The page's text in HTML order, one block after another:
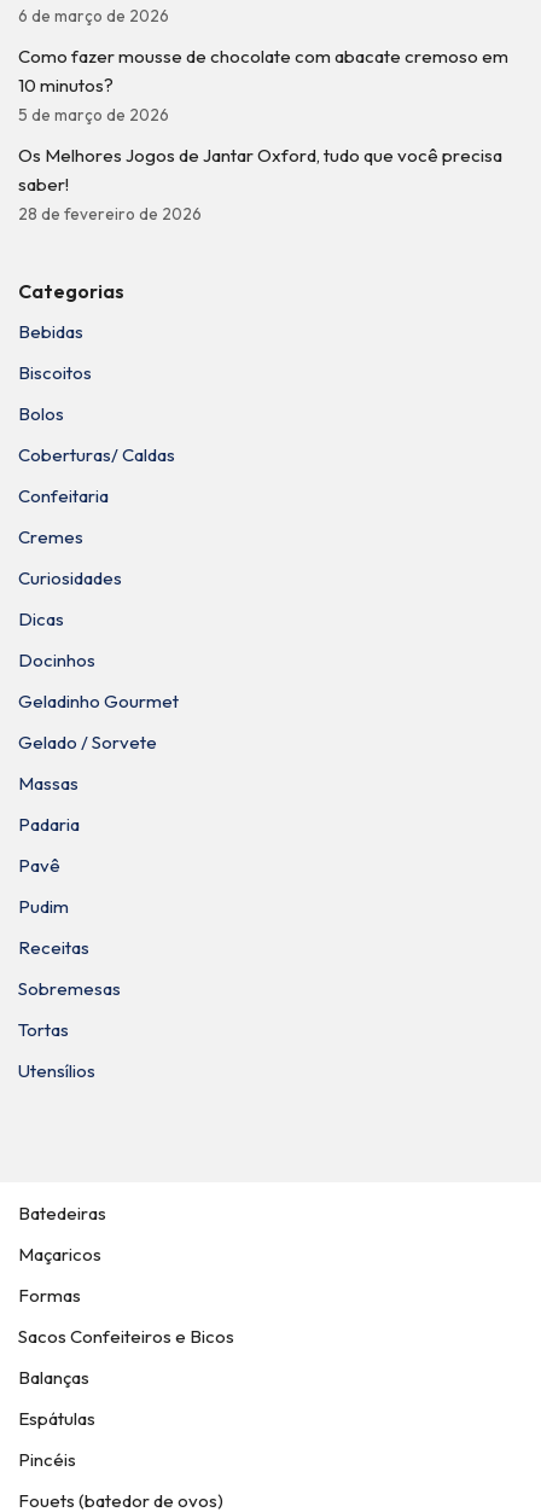
6 de março de 2026
Como fazer mousse de chocolate com abacate cremoso em
10 minutos?
5 de março de 2026
Os Melhores Jogos de Jantar Oxford, tudo que você precisa
saber!
28 de fevereiro de 2026
Categorias
Bebidas
Biscoitos
Bolos
Coberturas/ Caldas
Confeitaria
Cremes
Curiosidades
Dicas
Docinhos
Geladinho Gourmet
Gelado / Sorvete
Massas
Padaria
Pavê
Pudim
Receitas
Sobremesas
Tortas
Utensílios
Batedeiras
Maçaricos
Formas
Sacos Confeiteiros e Bicos
Balanças
Espátulas
Pincéis
Fouets (batedor de ovos)